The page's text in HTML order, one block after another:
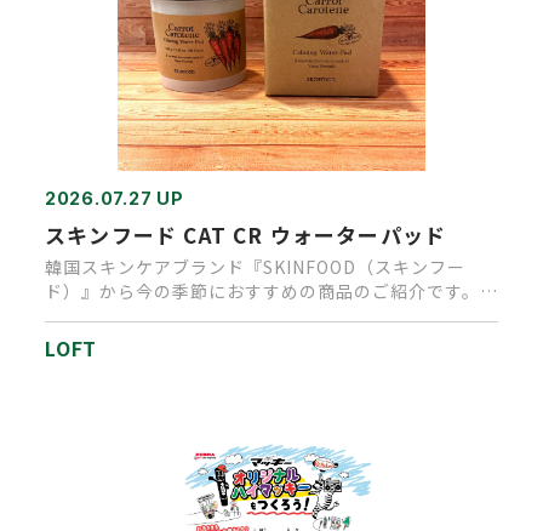
2026.07.27 UP
スキンフード CAT CR ウォーターパッド
韓国スキンケアブランド『SKINFOOD（スキンフー
ド）』から今の季節におすすめの商品のご紹介です。乾
LOFT